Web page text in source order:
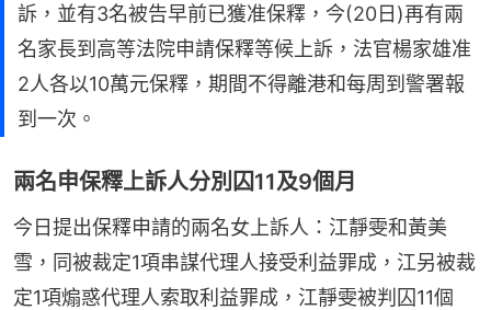
訴，並有3名被告早前已獲准保釋，今(20日)再有兩
名家長到高等法院申請保釋等候上訴，法官楊家雄准
2人各以10萬元保釋，期間不得離港和每周到警署報
到一次。
兩名申保釋上訴人分別囚11及9個月
今日提出保釋申請的兩名女上訴人：江靜雯和黃美
雪，同被裁定1項串謀代理人接受利益罪成，江另被裁
定1項煽惑代理人索取利益罪成，江靜雯被判囚11個